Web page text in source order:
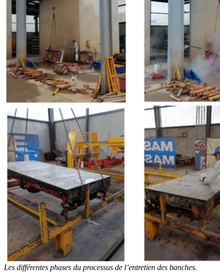
Les différentes phases du processus de l’entretien des banches.